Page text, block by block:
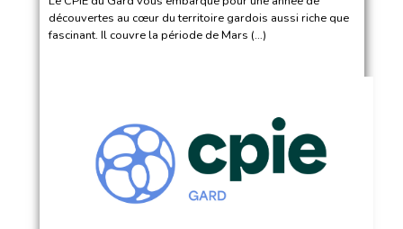
découvertes au cœur du territoire gardois aussi riche que
fascinant. Il couvre la période de Mars (…)